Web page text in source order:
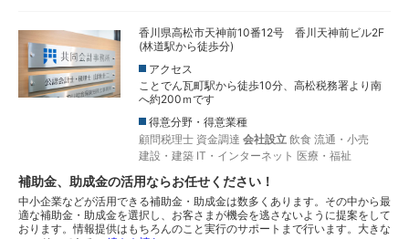
香川県高松市天神前10番12号 香川天神前ビル2F
(林道駅から徒歩分)
アクセス
ことでん瓦町駅から徒歩10分、高松税務署より南
へ約200ｍです
得意分野・得意業種
顧問税理士 資金調達 会社設立 飲食 流通・小売
建設・建築 IT・インターネット 医療・福祉
補助金、助成金の活用ならお任せください！
中小企業などが活用できる補助金・助成金は数多くあります。その中から最
適な補助金・助成金を選択し、お客さまが機会を逃さないように提案をして
おります。情報提供はもちろんのこと実行のサポートまで行います。大きな